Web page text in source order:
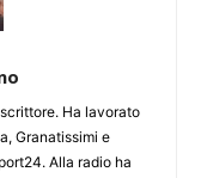
Ha lavorato
Granatissimi e
Alla radio ha